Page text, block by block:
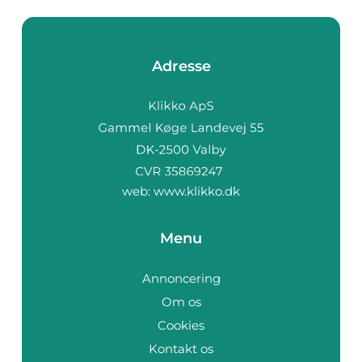
Adresse
web: www.klikko.dk
Menu
Annoncering
Om os
Cookies
Kontakt os